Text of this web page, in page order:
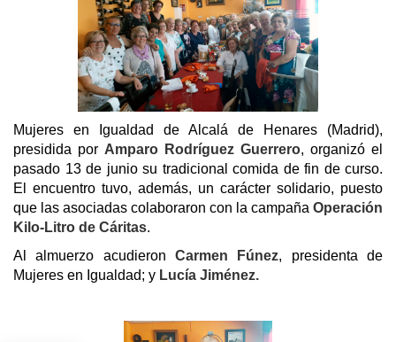
Mujeres en Igualdad de Alcalá de Henares (Madrid),
presidida por Amparo Rodríguez Guerrero, organizó el
pasado 13 de junio su tradicional comida de fin de curso.
El encuentro tuvo, además, un carácter solidario, puesto
que las asociadas colaboraron con la campaña Operación
Kilo-Litro de Cáritas.
Al almuerzo acudieron Carmen Fúnez, presidenta de
Mujeres en Igualdad; y Lucía Jiménez.